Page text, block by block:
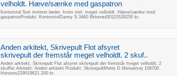
velholdt. Hæve/sænke med gaspatron
Kontorstol Sort imiteret læder, krom stel, meget velholdt. Hæve/sænke med
gaspatronProdukt: KontorstolDanny S.3460 Birkerød30115528250 kr.
Anden arkitekt, Skrivepult Flot afsyret
skrivepult der fremstår meget velholdt. 2 skuf..
Anden arkitekt, Skrivepult Flot afsyret skrivepult der fremstår meget velholdt. 2
skuffer.Arkitekt: Anden arkitekt Produkt: SkrivepultMette D.Menuetvej 108700
Horsens229019621.200 kr.